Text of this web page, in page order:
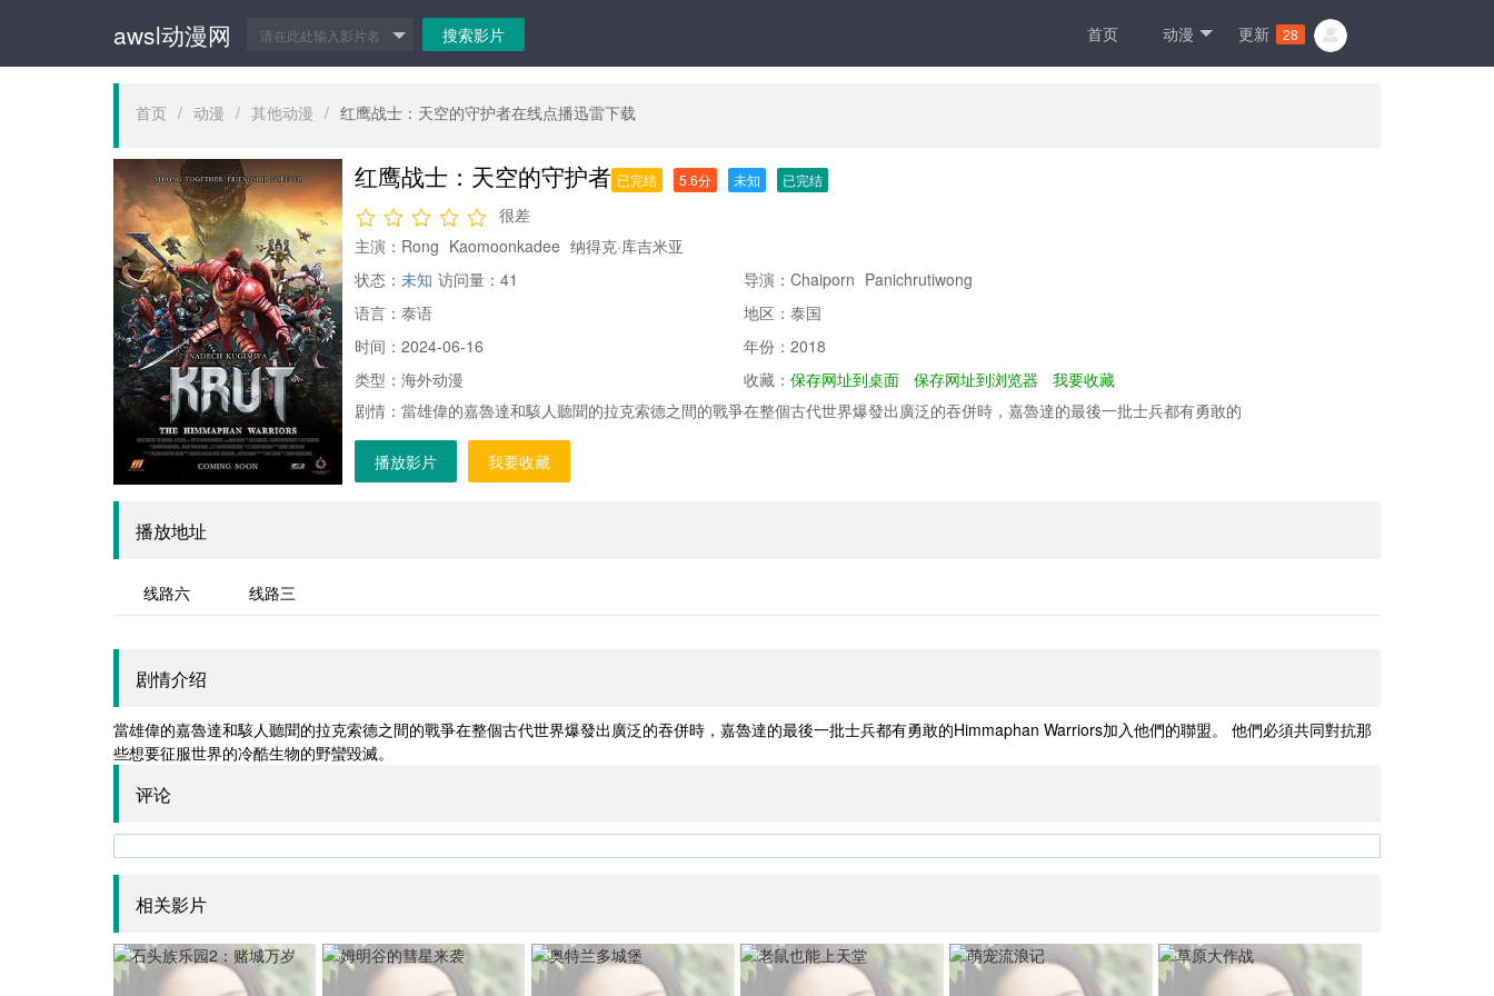
awsl动漫网 首页 动漫 更新 28
首页 / 动漫 / 其他动漫 / 红鹰战士：天空的守护者在线点播迅雷下载
红鹰战士：天空的守护者 已完结 5.6分 未知 已完结
很差
主演： Rong Kaomoonkadee 纳得克·库吉米亚
状态： 未知 访问量： 41 导演： Chaiporn Panichrutiwong
语言： 泰语 地区： 泰国
时间： 2024-06-16 年份： 2018
类型： 海外动漫 收藏： 保存网址到桌面 保存网址到浏览器
我要收藏
剧情： 當雄偉的嘉魯達和駭人聽聞的拉克索德之間的戰爭在整個古代世界爆發出廣泛的吞併時，嘉魯達的最後一批士兵都有勇敢的
Himmaphan Warriors加入他們的聯盟。 他們必須共同對抗那些想要征服世界的冷酷…
播放影片
我要收藏
播放地址
线路六 线路三
剧情介绍
當雄偉的嘉魯達和駭人聽聞的拉克索德之間的戰爭在整個古代世界爆發出廣泛的吞併時，嘉魯達的最後一批士兵都有勇敢的Himmaphan Warriors加入他們的聯盟。 他們必須共同對抗那
些想要征服世界的冷酷生物的野蠻毀滅。
评论
相关影片